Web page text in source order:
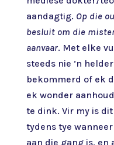
aandagtig. Op die
besluit om die
aanvaar. Met elke
steeds nie ’n
bekommerd of ek
ek wonder
te dink. Vir my is
tydens tye
aan die gang is, en